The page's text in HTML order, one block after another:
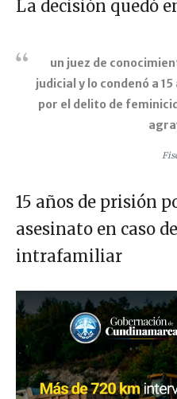
La decisión quedó
un juez de
judicial y lo condenó a
por el delito de
15 años de prisión
asesinato en caso
intrafamiliar